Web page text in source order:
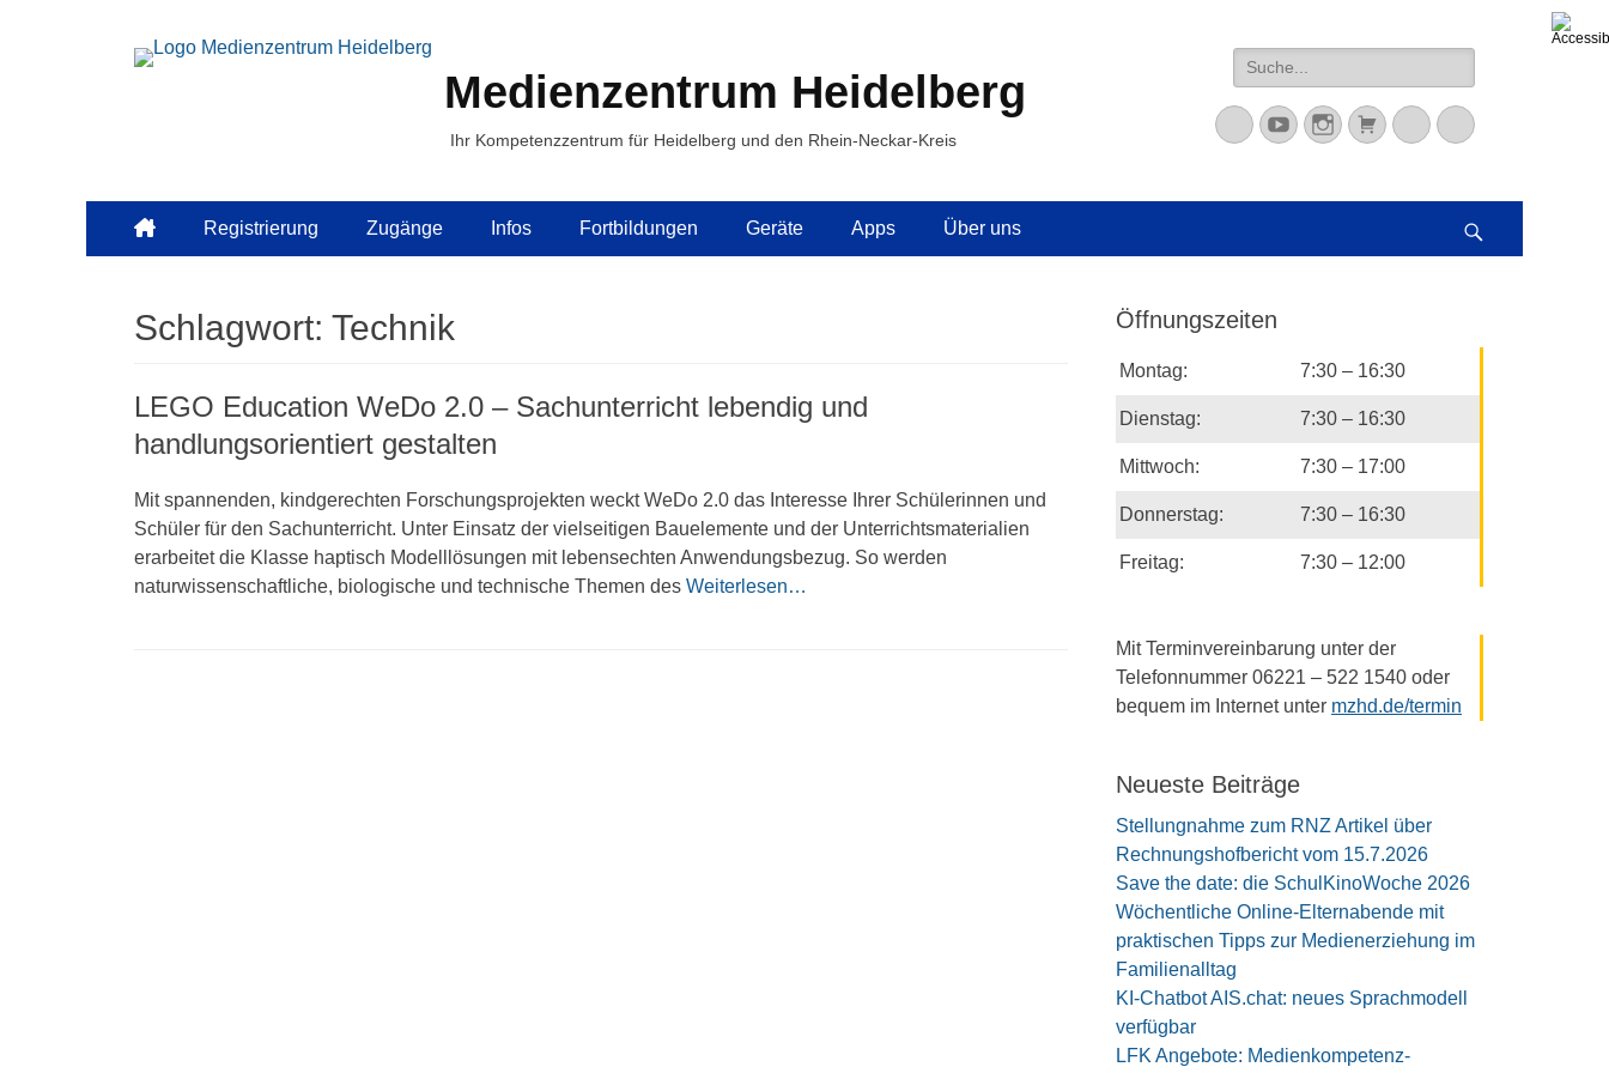
Medienzentrum Heidelberg
Ihr Kompetenzzentrum für Heidelberg und den Rhein-Neckar-Kreis
Suche
nach:
Mastodon
YouTubeInstagramWarenkorb
CloudPeertube
Primäres
Menü
Zum
Inhalt
Registrierung Zugänge Infos Fortbildungen Geräte Apps Über uns
Schlagwort: Technik
LEGO Education WeDo 2.0 – Sachunterricht lebendig und
handlungsorientiert gestalten
Mit spannenden, kindgerechten Forschungsprojekten weckt WeDo 2.0 das Interesse Ihrer Schülerinnen und
Schüler für den Sachunterricht. Unter Einsatz der vielseitigen Bauelemente und der Unterrichtsmaterialien
erarbeitet die Klasse haptisch Modelllösungen mit lebensechten Anwendungsbezug. So werden
naturwissenschaftliche, biologische und technische Themen des Weiterlesen…
Öffnungszeiten
Montag: 7:30 – 16:30
Dienstag: 7:30 – 16:30
Mittwoch: 7:30 – 17:00
Donnerstag: 7:30 – 16:30
Freitag: 7:30 – 12:00
Mit Terminvereinbarung unter der
Telefonnummer 06221 – 522 1540 oder
bequem im Internet unter mzhd.de/termin
Neueste Beiträge
Stellungnahme zum RNZ Artikel über
Rechnungshofbericht vom 15.7.2026
Save the date: die SchulKinoWoche 2026
Wöchentliche Online-Elternabende mit
praktischen Tipps zur Medienerziehung im
Familienalltag
KI-Chatbot AIS.chat: neues Sprachmodell
verfügbar
LFK Angebote: Medienkompetenz-